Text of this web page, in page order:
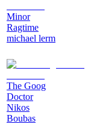
Minor
Ragtime
michael lerm
The Goog
Doctor
Nikos
Boubas